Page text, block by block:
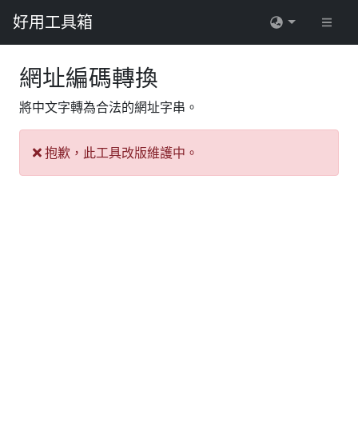
好用工具箱
網址編碼轉換
將中文字轉為合法的網址字串。
抱歉，此工具改版維護中。